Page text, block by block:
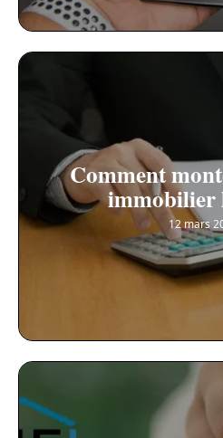
Comment
immobilier
12 mars